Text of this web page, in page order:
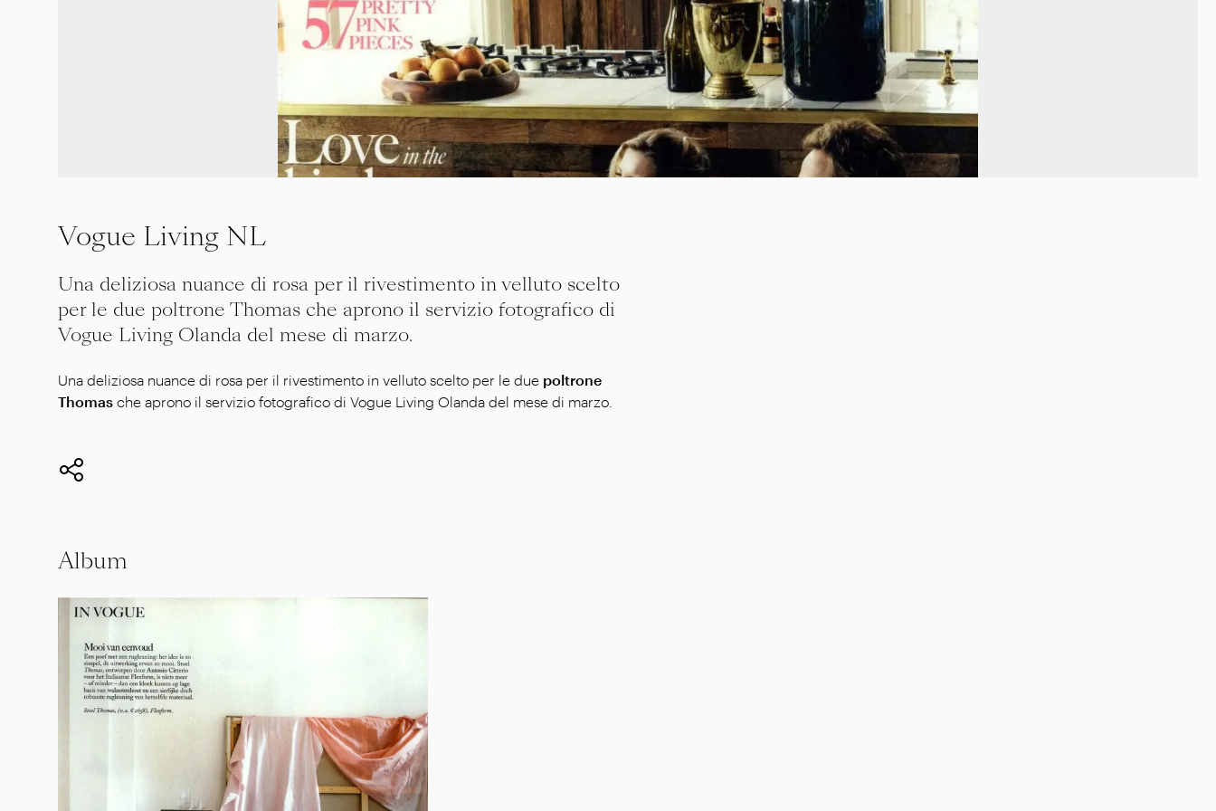
Vogue Living NL
Una deliziosa nuance di rosa per il rivestimento in velluto scelto
per le due poltrone Thomas che aprono il servizio fotografico di
Vogue Living Olanda del mese di marzo.
Una deliziosa nuance di rosa per il rivestimento in velluto scelto per le due poltrone
Thomas che aprono il servizio fotografico di Vogue Living Olanda del mese di marzo.
Album